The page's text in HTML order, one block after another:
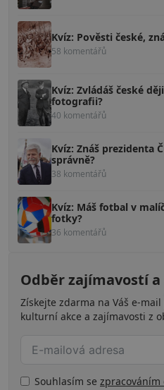
Kvíz: Pověsti české,
58 komentářů
Kvíz: Zvládáš české
fotografii?
40 komentářů
Kvíz: Znáš prezidenta
správně?
38 komentářů
Kvíz: Máš fotbal v
fotky?
36 komentářů
Odběr zajímavostí
Získejte zdarma na Váš e-
kulturní akce a zajímavosti z
Souhlasím se